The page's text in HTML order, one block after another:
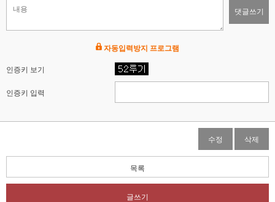
댓글쓰기
자동입력방지 프로그램
인증키 보기
인증키 입력
수정 삭제
목록
글쓰기